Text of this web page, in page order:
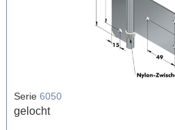
Serie 6050
gelocht